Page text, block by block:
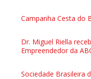
Campanha Cesta do
Dr. Miguel Riella
Empreendedor da
Sociedade Brasileira